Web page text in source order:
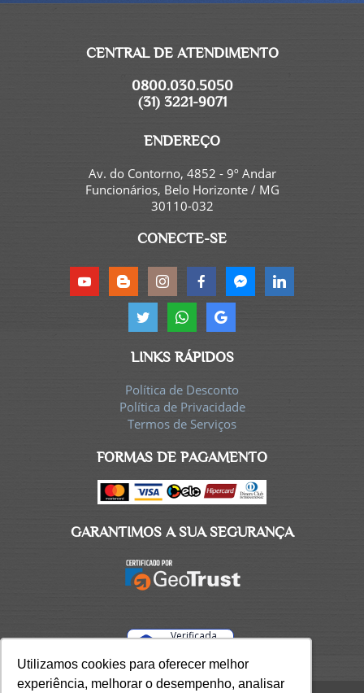
Utilizamos cookies para oferecer melhor
experiência, melhorar o desempenho, analisar
Utilizamos cookies para oferecer melhor
experiência, melhorar o desempenho, analisar
CENTRAL DE ATENDIMENTO
0800.030.5050
(31) 3221-9071
ENDEREÇO
Av. do Contorno, 4852 - 9º Andar
Funcionários, Belo Horizonte / MG
30110-032
CONECTE-SE
LINKS RÁPIDOS
Política de Desconto
Política de Privacidade
Termos de Serviços
FORMAS DE PAGAMENTO
GARANTIMOS A SUA SEGURANÇA
Verificada